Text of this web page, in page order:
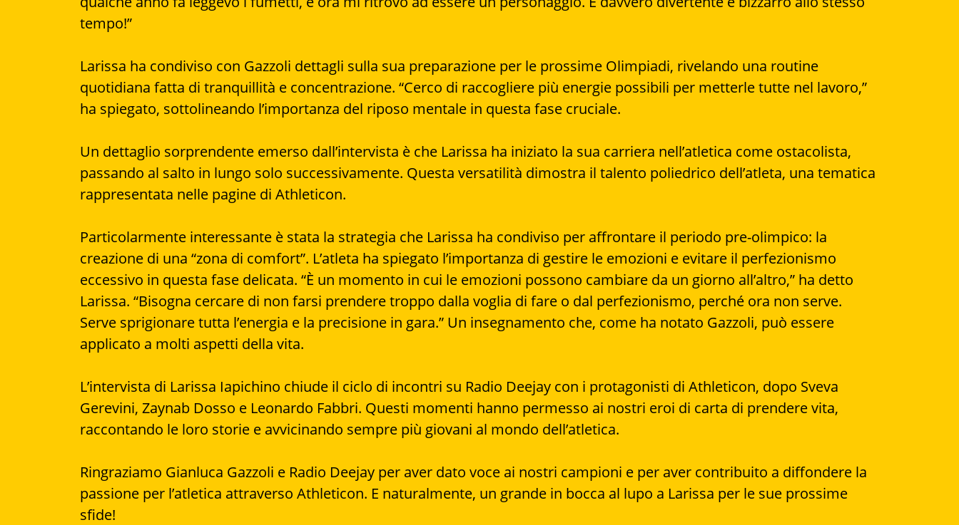
tempo!”
Larissa ha condiviso con Gazzoli dettagli sulla sua preparazione per le prossime Olimpiadi, rivelando una routine
quotidiana fatta di tranquillità e concentrazione. “Cerco di raccogliere più energie possibili per metterle tutte nel lavoro,”
ha spiegato, sottolineando l’importanza del riposo mentale in questa fase cruciale.
Un dettaglio sorprendente emerso dall’intervista è che Larissa ha iniziato la sua carriera nell’atletica come ostacolista,
passando al salto in lungo solo successivamente. Questa versatilità dimostra il talento poliedrico dell’atleta, una tematica
rappresentata nelle pagine di Athleticon.
Particolarmente interessante è stata la strategia che Larissa ha condiviso per affrontare il periodo pre-olimpico: la
creazione di una “zona di comfort”. L’atleta ha spiegato l’importanza di gestire le emozioni e evitare il perfezionismo
eccessivo in questa fase delicata. “È un momento in cui le emozioni possono cambiare da un giorno all’altro,” ha detto
Larissa. “Bisogna cercare di non farsi prendere troppo dalla voglia di fare o dal perfezionismo, perché ora non serve.
Serve sprigionare tutta l’energia e la precisione in gara.” Un insegnamento che, come ha notato Gazzoli, può essere
applicato a molti aspetti della vita.
L’intervista di Larissa Iapichino chiude il ciclo di incontri su Radio Deejay con i protagonisti di Athleticon, dopo Sveva
Gerevini, Zaynab Dosso e Leonardo Fabbri. Questi momenti hanno permesso ai nostri eroi di carta di prendere vita,
raccontando le loro storie e avvicinando sempre più giovani al mondo dell’atletica.
Ringraziamo Gianluca Gazzoli e Radio Deejay per aver dato voce ai nostri campioni e per aver contribuito a diffondere la
passione per l’atletica attraverso Athleticon. E naturalmente, un grande in bocca al lupo a Larissa per le sue prossime
sfide!